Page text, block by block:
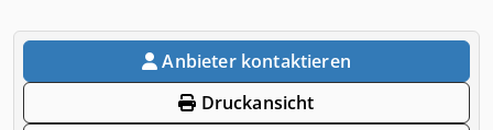
Anbieter kontaktieren
Druckansicht